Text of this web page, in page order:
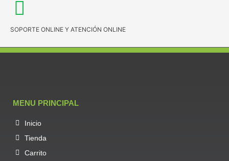
SOPORTE ONLINE Y ATENCIÓN ONLINE
MENU PRINCIPAL
Inicio
Tienda
Carrito